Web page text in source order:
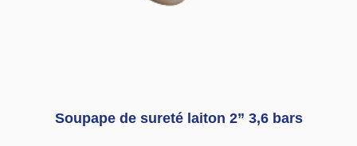
Soupape de sureté laiton 2” 3,6 bars